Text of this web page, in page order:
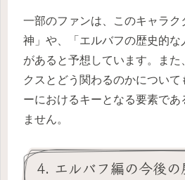
一部のファンは、このキャラク
神」や、「エルバフの歴史的な
があると予想しています。また
クスとどう関わるのかについて
ーにおけるキーとなる要素であ
ません。
4. エルバフ編の今後の